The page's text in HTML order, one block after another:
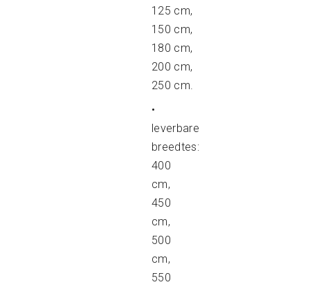
125 cm,
150 cm,
180 cm,
200 cm,
250 cm.
•
leverbare
breedtes:
400
cm,
450
cm,
500
cm,
550